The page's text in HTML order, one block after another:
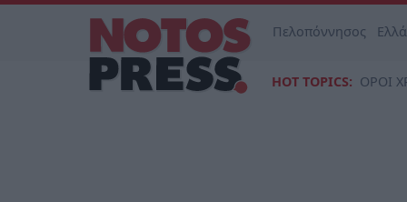
Πελοπόννησος
HOT TOPICS: ΟΡΟΙ